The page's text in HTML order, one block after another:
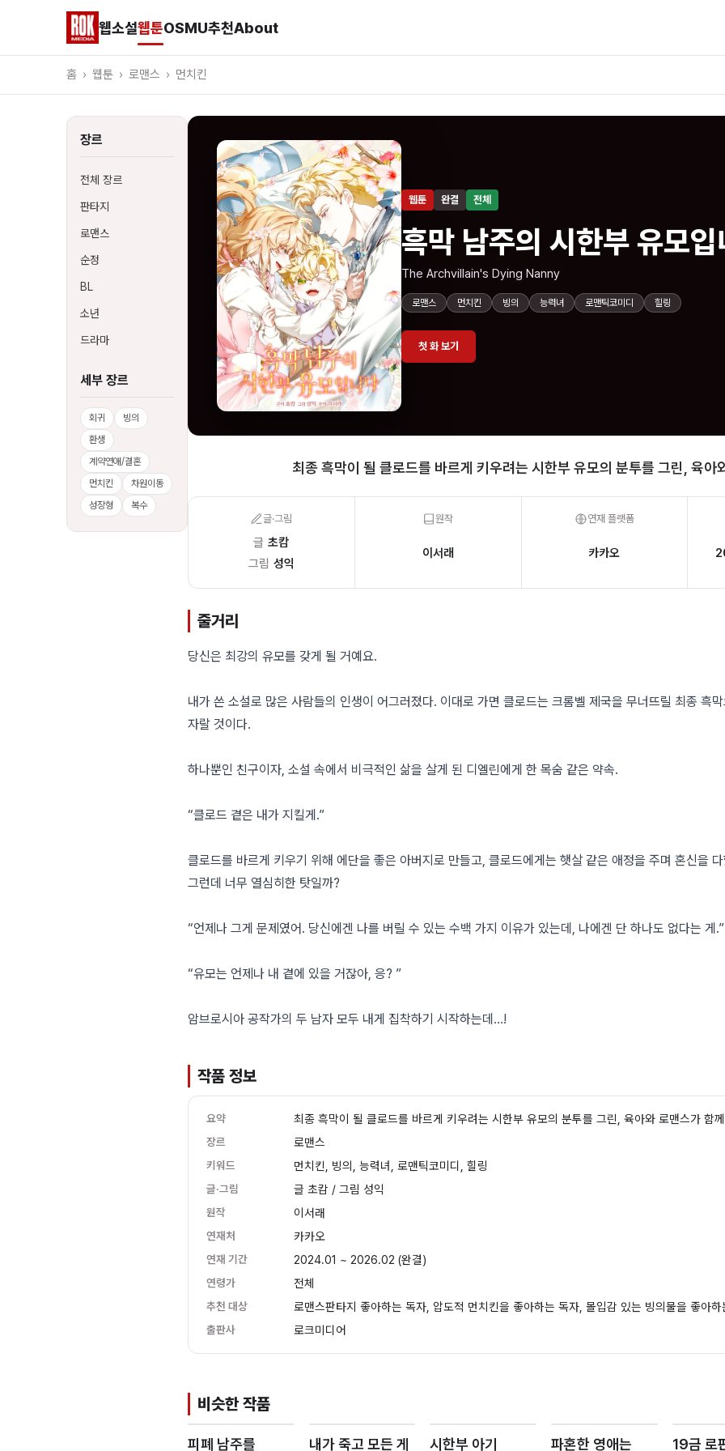
웹소설웹툰OSMU추천About
홈 › 웹툰 › 로맨스 › 먼치킨
장르
전체 장르
판타지
로맨스
순정
BL
소년
드라마
세부 장르
회귀
빙의
환생
계약연애/결혼
먼치킨
차원이동
성장형
복수
웹툰 완결 전체
흑막 남주의 시한부 유모입
The Archvillain's Dying Nanny
로맨스 먼치킨 빙의 능력녀 로맨틱코미디 힐링
첫 화 보기
최종 흑막이 될 클로드를 바르게 키우려는 시한부 유모의 분투를 그린, 육아
글·그림
글 초캄
그림 성익
원작
이서래
연재 플랫폼
카카오
줄거리
당신은 최강의 유모를 갖게 될 거예요.
내가 쓴 소설로 많은 사람들의 인생이 어그러졌다. 이대로 가면 클로드는 크롬벨 제국을 무너뜨릴 최종 흑
자랄 것이다.
하나뿐인 친구이자, 소설 속에서 비극적인 삶을 살게 된 디엘린에게 한 목숨 같은 약속.
“클로드 곁은 내가 지킬게.”
클로드를 바르게 키우기 위해 에단을 좋은 아버지로 만들고, 클로드에게는 햇살 같은 애정을 주며 혼신을
그런데 너무 열심히한 탓일까?
“언제나 그게 문제였어. 당신에겐 나를 버릴 수 있는 수백 가지 이유가 있는데, 나에겐 단 하나도 없다는 게.”
“유모는 언제나 내 곁에 있을 거잖아, 응? ”
암브로시아 공작가의 두 남자 모두 내게 집착하기 시작하는데…!
작품 정보
요약 최종 흑막이 될 클로드를 바르게 키우려는 시한부 유모의 분투를 그린, 육아와 로맨스가 함
장르 로맨스
키워드 먼치킨, 빙의, 능력녀, 로맨틱코미디, 힐링
글·그림 글 초캄 / 그림 성익
원작 이서래
연재처 카카오
연재 기간 2024.01 ~ 2026.02 (완결)
연령가 전체
추천 대상 로맨스판타지 좋아하는 독자, 압도적 먼치킨을 좋아하는 독자, 몰입감 있는 빙의물을 좋아하
출판사 로크미디어
비슷한 작품
피폐 남주를 내가 죽고 모든 게 시한부 아기 파혼한 영애는 19금 로